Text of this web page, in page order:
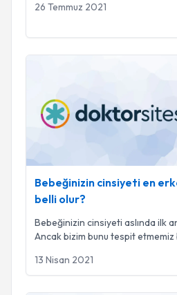
26 Temmuz 2021
Bebeğinizin cinsiyeti en
belli olur?
Bebeğinizin cinsiyeti aslında ilk
Ancak bizim bunu tespit etmemiz
13 Nisan 2021